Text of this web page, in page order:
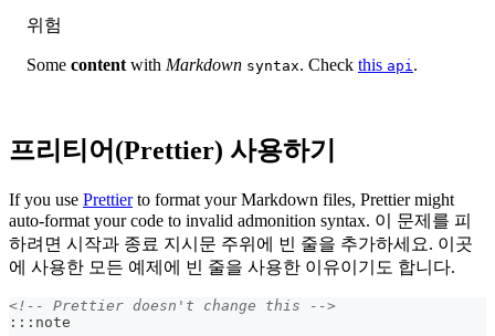
위험
Some content with Markdown syntax. Check this api .
프리티어(Prettier) 사용하기
If you use Prettierto format your Markdown files, Prettier might
auto-format your code to invalid admonition syntax. 이 문제를 피
하려면 시작과 종료 지시문 주위에 빈 줄을 추가하세요. 이곳
에 사용한 모든 예제에 빈 줄을 사용한 이유이기도 합니다.
<!-- Prettier doesn't change this -->
:::note